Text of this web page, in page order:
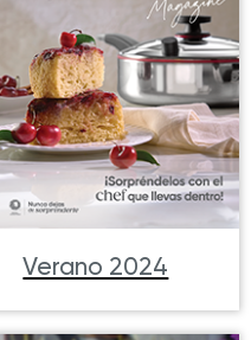
Verano 2024